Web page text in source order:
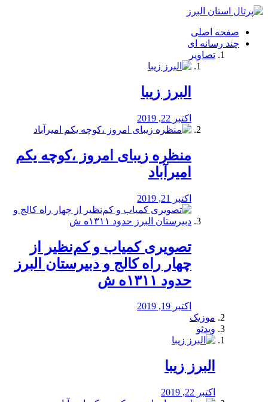
فصد
شرق
تهران
خشکشویی
صفحه اصلی
چند رسانه ای
تصاویر
البرز زیبا
اکتبر 22, 2019
منظره‌‌ زیبای امروز ،کوچه یکم
امیرآباد
اکتبر 21, 2019
️تصویری کمیاب و کم‌نظیر از
چهار راه كالج و دبيرستان البرز
حدود ۱۳۱۱ه ش
اکتبر 19, 2019
موزیک
ویدئو
البرز زیبا
اکتبر 22, 2019